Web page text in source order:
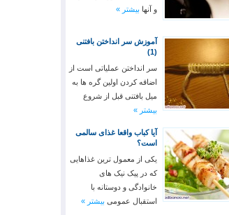
و آنها بیشتر »
آموزش سر انداختن بافتنی
(1)
سر انداختن عملیاتی است از
اضاقه کردن اولین گره ها به
میل بافتنی قبل از شروع
بیشتر »
آیا کباب واقعا غذای سالمی
است؟
یکی از معمول ترین غذاهایی
که در پیک نیک های
خانوادگی و دوستانه با
استقبال عمومی بیشتر »